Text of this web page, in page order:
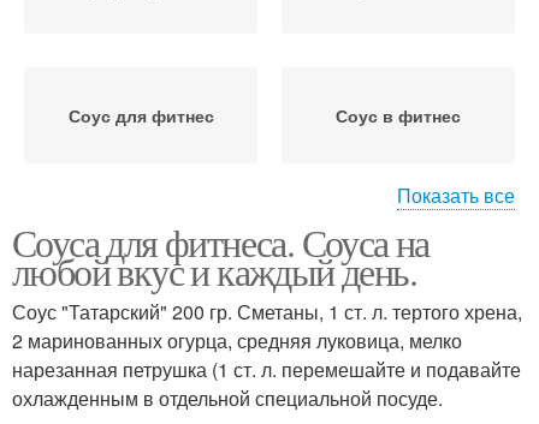
Соус для фитнес Соус в фитнес
Заправки для салатов Соус для каши
Диетические соусы
Показать все
Соуса для фитнеса. Соуса на
любой вкус и каждый день.
Соус "Татарский" 200 гр. Сметаны, 1 ст. л. тертого хрена,
2 маринованных огурца, средняя луковица, мелко
нарезанная петрушка (1 ст. л. перемешайте и подавайте
охлажденным в отдельной специальной посуде.